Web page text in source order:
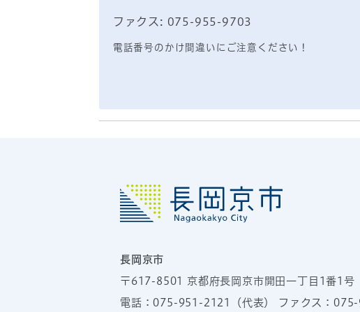
ファクス: 075-955-9703
電話番号のかけ間違いにご注意ください！
長岡京市
〒617-8501 京都府長岡京市開田一丁目1番1号
電話：075-951-2121 （代表） ファクス：